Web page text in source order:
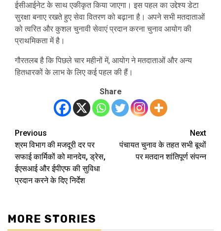
ईसीआईनेट के साथ एकीकृत किया जाएगा। इस पहल का उद्देश्य डेटा
सुरक्षा बनाए रखते हुए सेवा वितरण को बढ़ाना है। अपने सभी मतदाताओं
को त्वरित और कुशल चुनावी सेवाएं प्रदान करना चुनाव आयोग की
प्राथमिकता में है।
गौरतलब है कि पिछले चार महीनों में, आयोग ने मतदाताओं और अन्य
हितधारकों के लाभ के लिए कई पहल की हैं।
Share
Post
navigation
Previous
श्रम विभाग की मजदूरी दर पर
सफाई कार्मिकों को मानदेय, ड्रेस,
ईएसआई और ईपीएफ की सुविधा
प्रदान करने के दिए निर्देश
Next
पंचायत चुनाव के तहत सभी बूथों
पर मतदान शांतिपूर्ण संपन्न
MORE STORIES